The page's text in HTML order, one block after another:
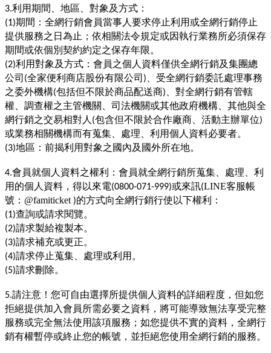
3.利用期間、地區、對象及方式：
(1)期間：全網行銷會員當事人要求停止利用或全網行銷停止
提供服務之日為止；依相關法令規定或因執行業務所必須保存
期間或依個別契約約定之保存年限。
(2)利用對象及方式：會員之個人資料僅供全網行銷及集團總
公司(全家便利商店股份有限公司)、受全網行銷委託處理事務
之委外機構(包括但不限於商品配送商)、對全網行銷有管轄
權、調查權之主管機關、司法機關或其他政府機構、其他與全
網行銷之交易相對人(包含但不限於合作廠商、活動主辦單位)
或業務相關機構而有蒐集、處理、利用個人資料必要者。
(3)地區：前揭利用對象之國內及國外所在地。
4.會員就個人資料之權利：會員就全網行銷所蒐集、處理、利
用的個人資料，得以來電(0800-071-999)或來訊(LINE客服帳
號 ： @famiticket )的方式向全網行銷行使以下權利：
(1)查詢或請求閱覽。
(2)請求製給複製本。
(3)請求補充或更正。
(4)請求停止蒐集、處理或利用。
(5)請求刪除。
5.請注意！您可自由選擇所提供個人資料的詳細程度，但如您
拒絕提供加入會員所需必要之資料，將可能導致無法享受完整
服務或完全無法使用該項服務；如您提供不實的資料，全網行
銷有權暫停或終止您的帳號，並拒絕您使用全網行銷的服務。